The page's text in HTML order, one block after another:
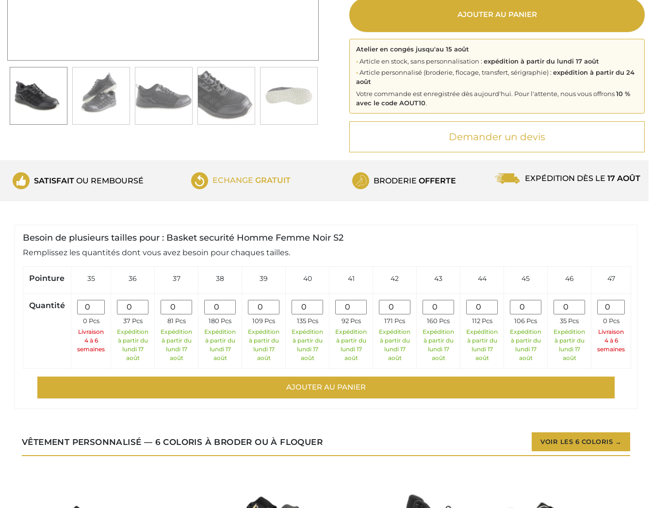
AJOUTER AU PANIER
Atelier en congés jusqu'au 15 août
•Article en stock, sans personnalisation : expédition à partir du lundi 17 août
•Article personnalisé (broderie, flocage, transfert, sérigraphie) : expédition à partir du 24
août
Votre commande est enregistrée dès aujourd'hui. Pour l'attente, nous vous offrons10 %
avec le code AOUT10.
Demander un devis
SATISFAITOU REMBOURSÉ ECHANGEGRATUIT BRODERIE OFFERTE EXPÉDITION DÈS LE 17 AOÛT
Besoin de plusieurs tailles pour : Basket securité Homme Femme Noir S2
Remplissez les quantités dont vous avez besoin pour chaques tailles.
Pointure 35 36 37 38 39 40 41 42 43 44 45 46 47
Quantité
0 Pcs
Livraison
4 à 6
semaines
37 Pcs
Expédition
à partir du
lundi 17
août
81 Pcs
Expédition
à partir du
lundi 17
août
180 Pcs
Expédition
à partir du
lundi 17
août
109 Pcs
Expédition
à partir du
lundi 17
août
135 Pcs
Expédition
à partir du
lundi 17
août
92 Pcs
Expédition
à partir du
lundi 17
août
171 Pcs
Expédition
à partir du
lundi 17
août
160 Pcs
Expédition
à partir du
lundi 17
août
112 Pcs
Expédition
à partir du
lundi 17
août
106 Pcs
Expédition
à partir du
lundi 17
août
35 Pcs
Expédition
à partir du
lundi 17
août
0 Pcs
Livraison
4 à 6
semaines
AJOUTER AU PANIER
VÊTEMENT PERSONNALISÉ — 6 COLORIS À BRODER OU À FLOQUER VOIR LES 6 COLORIS →